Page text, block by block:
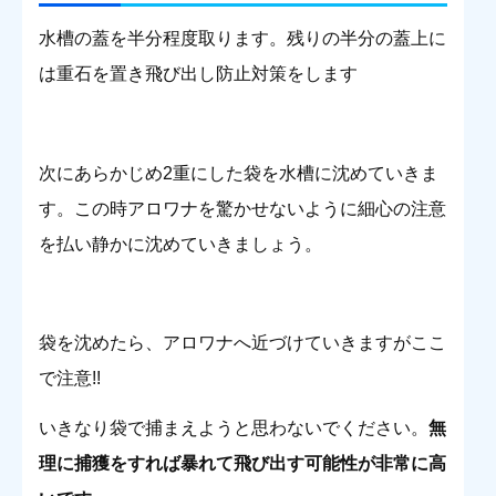
水槽の蓋を半分程度取ります。残りの半分の蓋上に
は重石を置き飛び出し防止対策をします
次にあらかじめ2重にした袋を水槽に沈めていきま
す。この時アロワナを驚かせないように細心の注意
を払い静かに沈めていきましょう。
袋を沈めたら、アロワナへ近づけていきますがここ
で注意!!
いきなり袋で捕まえようと思わないでください。 無
理に捕獲をすれば暴れて飛び出す可能性が非常に高